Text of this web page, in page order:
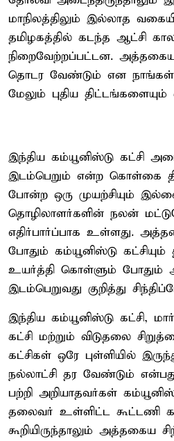
மாநிலத்திலும் இல்லாத
தமிழகத்தில் கடந்த ஆட்சி
நிறைவேற்றப்பட்டன.
தொடர வேண்டும் என நாங்கள்
மேலும் புதிய
இந்திய கம்யூனிஸ்டு கட்சி
இடம்பெறும் என்ற கொள்கை
போன்ற ஒரு முயற்சியும்
தொழிலாளர்களின் நலன்
எதிர்பார்ப்பாக உள்ளது.
போதும் கம்யூனிஸ்டு
உயர்த்தி கொள்ளும் போதும்
இடம்பெறுவது குறித்து
இந்திய கம்யூனிஸ்டு கட்சி,
கட்சி மற்றும் விடுதலை
கட்சிகள் ஒரே புள்ளியில்
நல்லாட்சி தர வேண்டும்
பற்றி அறியாதவர்கள்
தலைவர் உள்ளிட்ட கூட்டணி
கூறியிருந்தாலும் அத்தகைய